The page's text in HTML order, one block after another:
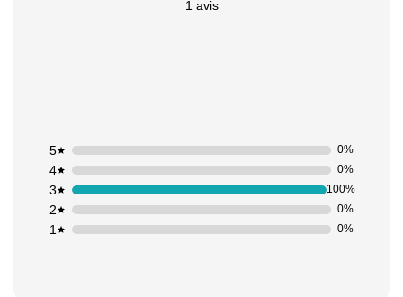
1 avis
1 0%
2 0%
3 100%
4 0%
5 0%